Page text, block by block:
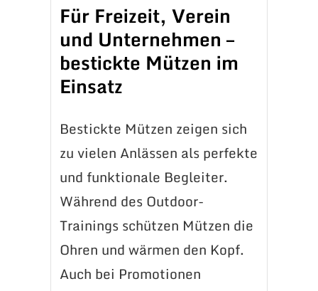
Für Freizeit, Verein
und Unternehmen –
bestickte Mützen im
Einsatz
Bestickte Mützen zeigen sich
zu vielen Anlässen als perfekte
und funktionale Begleiter.
Während des Outdoor-
Trainings schützen Mützen die
Ohren und wärmen den Kopf.
Auch bei Promotionen